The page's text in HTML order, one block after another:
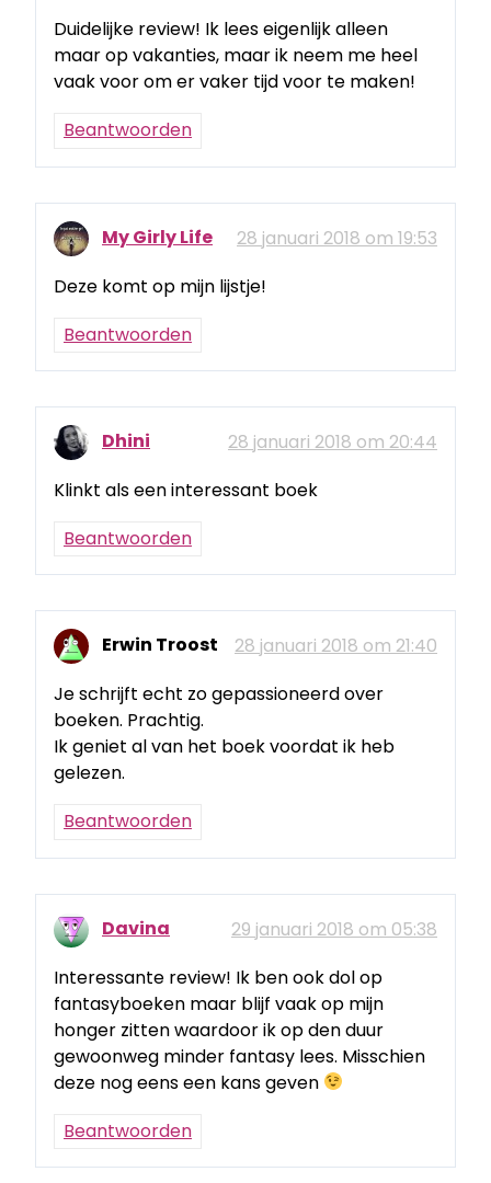
Duidelijke review! Ik lees eigenlijk alleen
maar op vakanties, maar ik neem me heel
vaak voor om er vaker tijd voor te maken!
Beantwoorden
My Girly Life
28 januari 2018 om 19:53
Deze komt op mijn lijstje!
Beantwoorden
Dhini
28 januari 2018 om 20:44
Klinkt als een interessant boek
Beantwoorden
Erwin Troost
28 januari 2018 om 21:40
Je schrijft echt zo gepassioneerd over
boeken. Prachtig.
Ik geniet al van het boek voordat ik heb
gelezen.
Beantwoorden
Davina
29 januari 2018 om 05:38
Interessante review! Ik ben ook dol op
fantasyboeken maar blijf vaak op mijn
honger zitten waardoor ik op den duur
gewoonweg minder fantasy lees. Misschien
deze nog eens een kans geven
Beantwoorden